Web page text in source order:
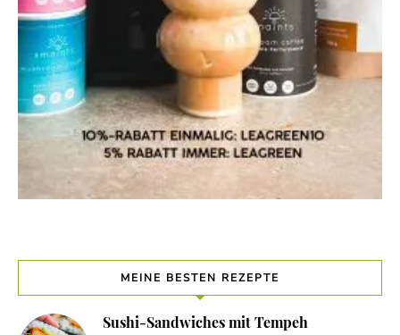
MEINE BESTEN REZEPTE
Sushi-Sandwiches mit Tempeh